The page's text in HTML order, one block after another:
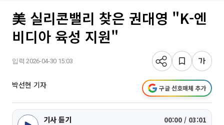
美 실리콘밸리 찾은 권대영 "K-엔
비디아 육성 지원"
입력 2026-04-30 15:03
박선현 기자 구글 선호매체 추가
기사 듣기 00:00 / 03:01